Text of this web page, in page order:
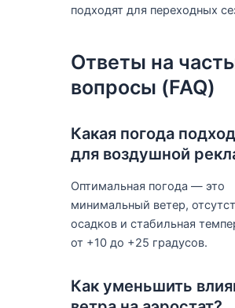
подходят для переходных
Ответы на
вопросы (FAQ)
Какая погода
для воздушной
Оптимальная погода — это
минимальный ветер,
осадков и стабильная
от +10 до +25 градусов.
Как уменьшить